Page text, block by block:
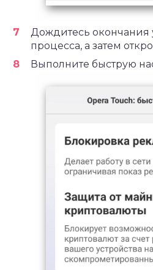
Дождитесь окончания
процесса, а затем
Выполните быструю